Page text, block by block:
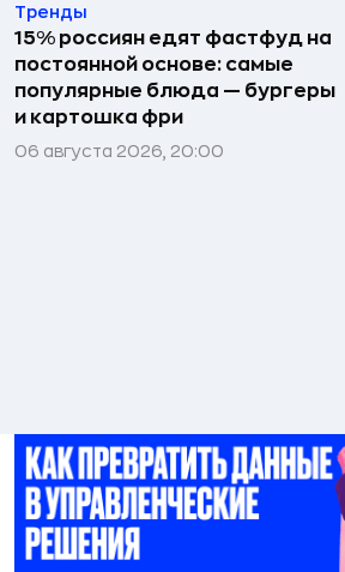
Тренды
15% россиян едят фастфуд на
постоянной основе: самые
популярные блюда — бургеры
и картошка фри
06 августа 2026, 20:00